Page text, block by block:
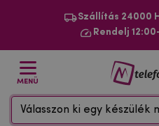
Szállítás 24000
Rendelj
MENÜ
Válasszon ki egy készülék